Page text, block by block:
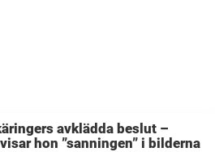
avklädda beslut –
hon ”sanningen” i bilderna